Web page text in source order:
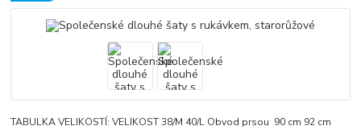
TABULKA VELIKOSTÍ: VELIKOST 38/M 40/L Obvod prsou 90 cm 92 cm